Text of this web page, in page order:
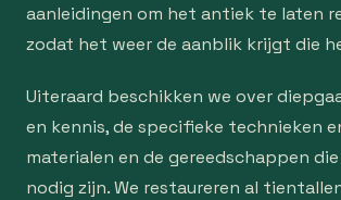
aanleidingen om het antiek te laten
zodat het weer de aanblik krijgt die
Uiteraard beschikken we over
en kennis, de specifieke technieken
materialen en de gereedschappen
nodig zijn. We restaureren al